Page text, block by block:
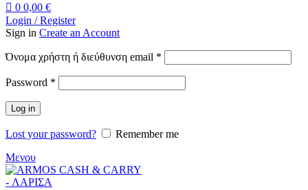
0 0,00 €
Login / Register
Sign in Create an Account
Όνομα χρήστη ή διεύθυνση email *
Password *
Log in
Lost your password?
Remember me
Μενου